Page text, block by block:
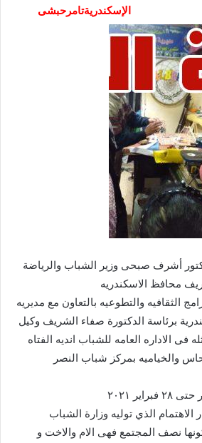
الإسكندريةتامرحبشى
أشرف صبحى وزير الشباب والرياضة
محافظ الاسكندريه
الثقافيه والتطوعيه بالتعاون مع مديريه
برئاسة الدكتورة صفاء الشريف وكيل
فى الاداره العامه للشباب انديه الفتاه
والخياميه بمركز شباب النصر
الذي توليه وزارة الشباب
نصف المجتمع فهى الام والاخت و